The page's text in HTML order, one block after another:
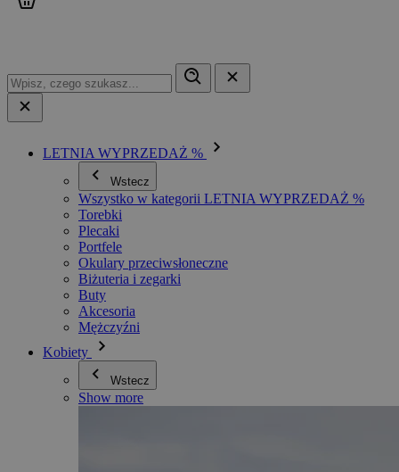
LETNIA WYPRZEDAŻ %
Wstecz
Wszystko w kategorii LETNIA WYPRZEDAŻ %
Torebki
Plecaki
Portfele
Okulary przeciwsłoneczne
Biżuteria i zegarki
Buty
Akcesoria
Mężczyźni
Kobiety
Wstecz
Show more